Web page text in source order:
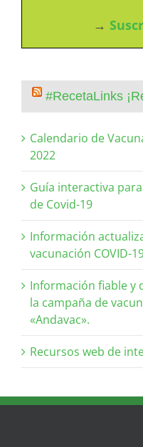
→
#RecetaLinks
Calendario de
2022
Guía interactiva
de Covid-19
Información
vacunación COVID-
Información fiable y
la campaña de
«Andavac».
Recursos web de